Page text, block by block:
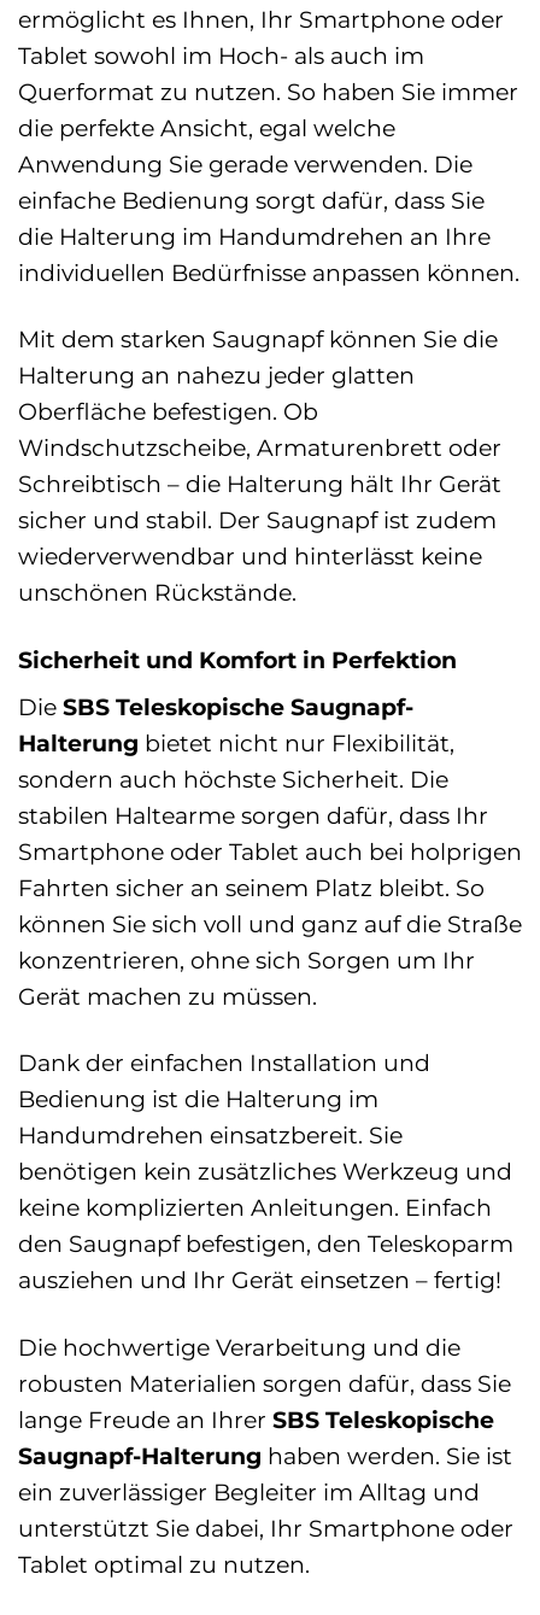
ermöglicht es Ihnen, Ihr Smartphone oder
Tablet sowohl im Hoch- als auch im
Querformat zu nutzen. So haben Sie immer
die perfekte Ansicht, egal welche
Anwendung Sie gerade verwenden. Die
einfache Bedienung sorgt dafür, dass Sie
die Halterung im Handumdrehen an Ihre
individuellen Bedürfnisse anpassen können.
Mit dem starken Saugnapf können Sie die
Halterung an nahezu jeder glatten
Oberfläche befestigen. Ob
Windschutzscheibe, Armaturenbrett oder
Schreibtisch – die Halterung hält Ihr Gerät
sicher und stabil. Der Saugnapf ist zudem
wiederverwendbar und hinterlässt keine
unschönen Rückstände.
Sicherheit und Komfort in Perfektion
Die SBS Teleskopische Saugnapf-
Halterung bietet nicht nur Flexibilität,
sondern auch höchste Sicherheit. Die
stabilen Haltearme sorgen dafür, dass Ihr
Smartphone oder Tablet auch bei holprigen
Fahrten sicher an seinem Platz bleibt. So
können Sie sich voll und ganz auf die Straße
konzentrieren, ohne sich Sorgen um Ihr
Gerät machen zu müssen.
Dank der einfachen Installation und
Bedienung ist die Halterung im
Handumdrehen einsatzbereit. Sie
benötigen kein zusätzliches Werkzeug und
keine komplizierten Anleitungen. Einfach
den Saugnapf befestigen, den Teleskoparm
ausziehen und Ihr Gerät einsetzen – fertig!
Die hochwertige Verarbeitung und die
robusten Materialien sorgen dafür, dass Sie
lange Freude an Ihrer SBS Teleskopische
Saugnapf-Halterung haben werden. Sie ist
ein zuverlässiger Begleiter im Alltag und
unterstützt Sie dabei, Ihr Smartphone oder
Tablet optimal zu nutzen.